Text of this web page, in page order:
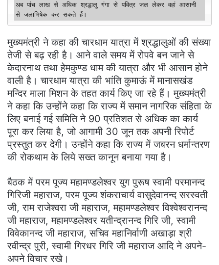
अब पांच लाख से अधिक श्रद्धालु गंगा से पवित्र जल लेकर वहां आसानी
से जलाभिषेक कर सकते हैं।
मुख्यमंत्री ने कहा की चारधाम यात्रा में श्रद्धालुओं की संख्या
तेजी से बढ़ रही है। आने वाले समय में रोपवे बन जाने से
केदारनाथ तथा हेमकुण्ड धाम की यात्रा और भी आसान होने
वाली है। चारधाम यात्रा की भांति कुमाऊं में मानासखंड
मन्दिर माला मिशन के तहत कार्य किए जा रहे हैं। मुख्यमंत्री
ने कहा कि उन्होंने कहा कि राज्य में समान नागरिक संहिता के
लिए बनाई गई समिति ने 90 प्रतिशत से अधिक का कार्य
पूरा कर लिया है, जो आगामी 30 जून तक अपनी रिपोर्ट
प्रस्तुत कर देगी। उन्होंने कहा कि राज्य में जबरन धर्मान्तरण
की रोकथाम के लिये सख्त कानून बनाया गया है।
बैठक में परम पूज्य महामण्डलेश्वर युग पुरूष स्वामी परमानन्द
गिरिजी महाराज, परम पूज्य शंकराचार्य वासुदेवानन्द सरस्वती
जी, राम राजेश्वरा जी महाराज, महामण्डलेश्वर विश्वेश्वरानन्द
जी महाराज, महामण्डलेश्वर यतीन्द्रानन्द गिरि जी, स्वामी
विवेकानन्द जी महाराज, सचिव महानिर्वाणी अखाड़ा श्री
रवीन्द्र पुरी, स्वामी गिरधर गिरि जी महाराज आदि ने अपने-
अपने विचार रखे।